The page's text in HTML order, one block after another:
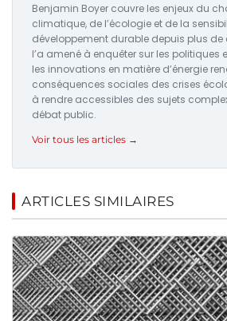
Benjamin Boyer couvre les enjeux du
climatique, de l’écologie et de la
développement durable depuis plus de
l’a amené à enquêter sur les politiques
les innovations en matière d’énergie
conséquences sociales des crises
à rendre accessibles des sujets
débat public.
Voir tous les articles →
ARTICLES SIMILAIRES